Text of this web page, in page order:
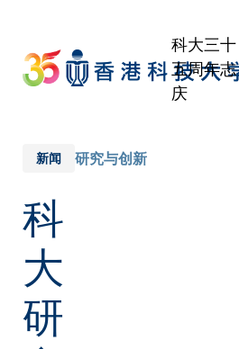
main
content
科大三十
五周年志
庆
新闻 研究与创新
科
大
研